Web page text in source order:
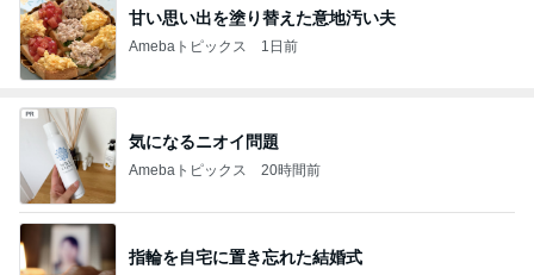
甘い思い出を塗り替えた意地汚い夫
Amebaトピックス 1日前
気になるニオイ問題
Amebaトピックス 20時間前
指輪を自宅に置き忘れた結婚式